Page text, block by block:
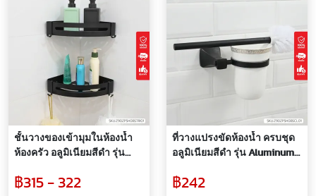
ชั้นวางของเข้ามุมในห้องน้ำ
ห้องครัว อลูมิเนียมสีดำ รุ่น
฿315 - 322
ที่วางแปรงขัดห้องน้ำ ครบชุด
อลูมิเนียมสีดำ รุ่น Aluminum
฿242